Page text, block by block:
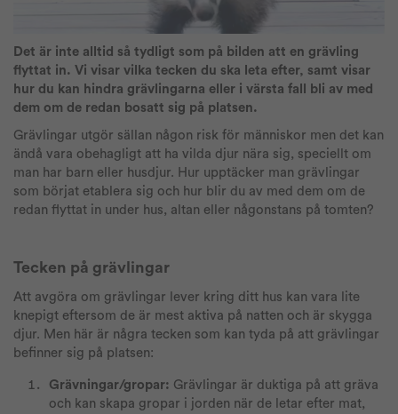
Det är inte alltid så tydligt som på bilden att en grävling
flyttat in. Vi visar vilka tecken du ska leta efter, samt visar
hur du kan hindra grävlingarna eller i värsta fall bli av med
dem om de redan bosatt sig på platsen.
Grävlingar utgör sällan någon risk för människor men det kan
ändå vara obehagligt att ha vilda djur nära sig, speciellt om
man har barn eller husdjur. Hur upptäcker man grävlingar
som börjat etablera sig och hur blir du av med dem om de
redan flyttat in under hus, altan eller någonstans på tomten?
Tecken på grävlingar
Att avgöra om grävlingar lever kring ditt hus kan vara lite
knepigt eftersom de är mest aktiva på natten och är skygga
djur. Men här är några tecken som kan tyda på att grävlingar
befinner sig på platsen:
Grävningar/gropar: Grävlingar är duktiga på att gräva
och kan skapa gropar i jorden när de letar efter mat,